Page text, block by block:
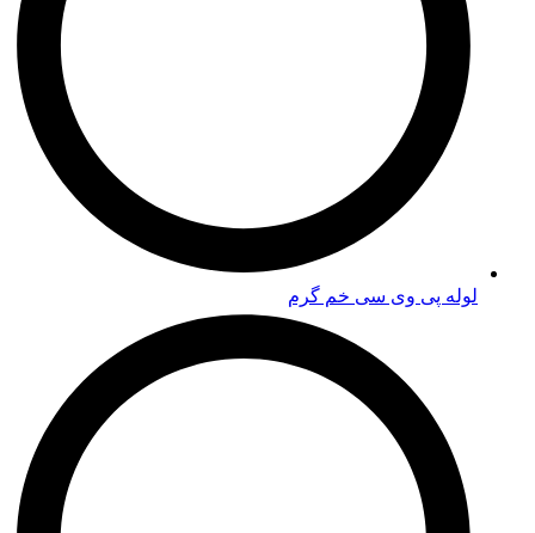
لوله پی وی سی خم گرم